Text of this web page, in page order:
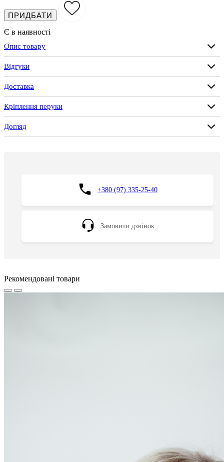
ПРИДБАТИ
Є в наявності
Опис товару
Відгуки
Доставка
Кріплення перуки
Догляд
+380 (97) 335-25-40
Замовити дзвінок
Рекомендовані товари